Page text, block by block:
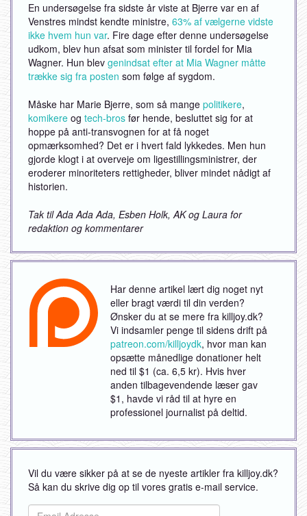
En undersøgelse fra sidste år viste at Bjerre var en af
Venstres mindst kendte ministre, 63% af vælgerne vidste
ikke hvem hun var. Fire dage efter denne undersøgelse
udkom, blev hun afsat som minister til fordel for Mia
Wagner. Hun blev genindsat efter at Mia Wagner måtte
trække sig fra posten som følge af sygdom.
Måske har Marie Bjerre, som så mange politikere,
komikereog tech-brosfør hende, besluttet sig for at
hoppe på anti-transvognen for at få noget
opmærksomhed? Det er i hvert fald lykkedes. Men hun
gjorde klogt i at overveje om ligestillingsministrer, der
eroderer minoriteters rettigheder, bliver mindet nådigt af
historien.
Tak til Ada Ada Ada, Esben Holk, AK og Laura for
redaktion og kommentarer
Har denne artikel lært dig noget nyt
eller bragt værdi til din verden?
Ønsker du at se mere fra killjoy.dk?
Vi indsamler penge til sidens drift på
patreon.com/killjoydk, hvor man kan
opsætte månedlige donationer helt
ned til $1 (ca. 6,5 kr). Hvis hver
anden tilbagevendende læser gav
$1, havde vi råd til at hyre en
professionel journalist på deltid.
Vil du være sikker på at se de nyeste artikler fra killjoy.dk?
Så kan du skrive dig op til vores gratis e-mail service.